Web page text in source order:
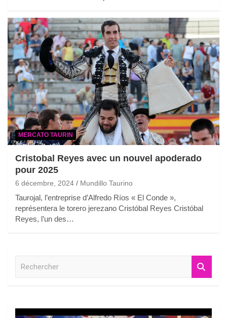
MERCATO TAURIN
Cristobal Reyes avec un nouvel apoderado
pour 2025
6 décembre, 2024 Mundillo Taurino
Taurojal, l’entreprise d’Alfredo Ríos « El Conde »,
représentera le torero jerezano Cristóbal Reyes Cristóbal
Reyes, l’un des…
r